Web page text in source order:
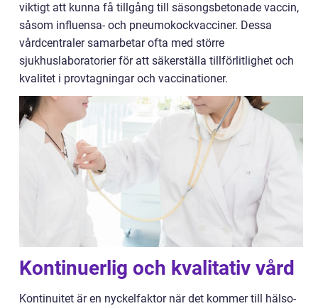
viktigt att kunna få tillgång till säsongsbetonade vaccin,
såsom influensa- och pneumokockvacciner. Dessa
vårdcentraler samarbetar ofta med större
sjukhuslaboratorier för att säkerställa tillförlitlighet och
kvalitet i provtagningar och vaccinationer.
Kontinuerlig och kvalitativ vård
Kontinuitet är en nyckelfaktor när det kommer till hälso-